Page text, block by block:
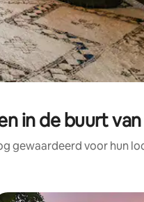
in de buurt
gewaardeerd voor hun